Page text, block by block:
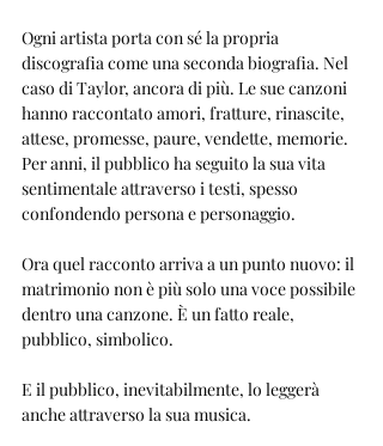
Ogni artista porta con sé la propria
discografia come una seconda biografia. Nel
caso di Taylor, ancora di più. Le sue canzoni
hanno raccontato amori, fratture, rinascite,
attese, promesse, paure, vendette, memorie.
Per anni, il pubblico ha seguito la sua vita
sentimentale attraverso i testi, spesso
confondendo persona e personaggio.
Ora quel racconto arriva a un punto nuovo: il
matrimonio non è più solo una voce possibile
dentro una canzone. È un fatto reale,
pubblico, simbolico.
E il pubblico, inevitabilmente, lo leggerà
anche attraverso la sua musica.